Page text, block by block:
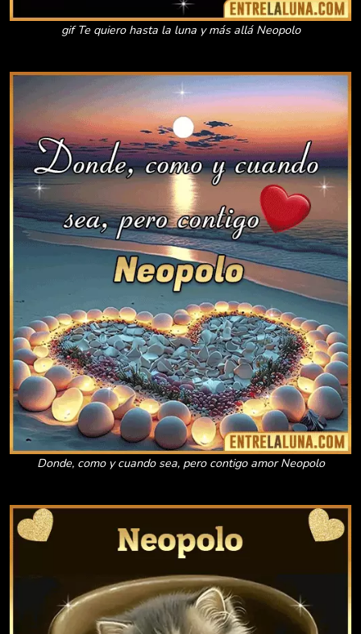
gif Te quiero hasta la luna y más allá Neopolo
Donde, como y cuando sea, pero contigo amor Neopolo